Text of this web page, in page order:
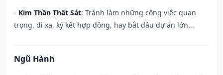
- Kim Thần Thất Sát: Tránh làm những công việc quan
trọng, đi xa, ký kết hợp đồng, hay bắt đầu dự án lớn...
Ngũ Hành